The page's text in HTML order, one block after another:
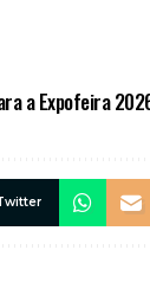
a Expofeira